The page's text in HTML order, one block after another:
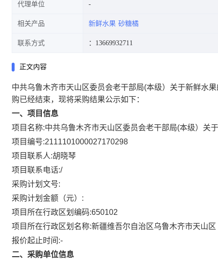
代理单位
相关产品 新鲜水果 砂糖橘
联系方式 ：13669932711
正文内容
中共乌鲁木齐市天山区委员会老干部局(本级）关于新鲜水
购已经结束，现将采购结果公示如下：
一、项目信息
项目名称:中共乌鲁木齐市天山区委员会老干部局(本级）关
项目编号:2111101000027170298
项目联系人:胡晓琴
项目联系电话:/
采购计划文号:
采购计划金额（元）:
项目所在行政区划编码:650102
项目所在行政区划名称:新疆维吾尔自治区乌鲁木齐市天山区
报价起止时间:-
二、采购单位信息